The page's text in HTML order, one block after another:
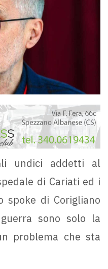
undici addetti al
di Cariati ed i
spoke di Corigliano
sono solo la
problema che sta